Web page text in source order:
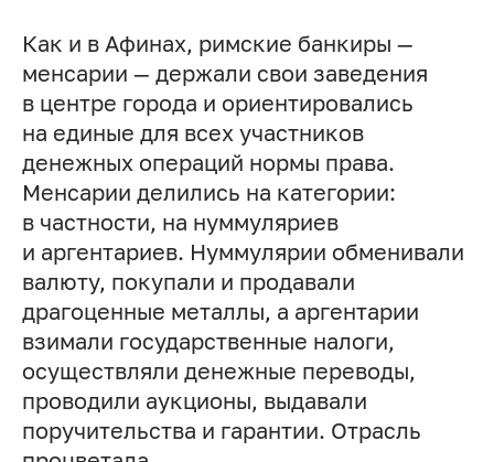
Как и в Афинах, римские банкиры —
менсарии — держали свои заведения
в центре города и ориентировались
на единые для всех участников
денежных операций нормы права.
Менсарии делились на категории:
в частности, на нуммуляриев
и аргентариев. Нуммулярии обменивали
валюту, покупали и продавали
драгоценные металлы, а аргентарии
взимали государственные налоги,
осуществляли денежные переводы,
проводили аукционы, выдавали
поручительства и гарантии. Отрасль